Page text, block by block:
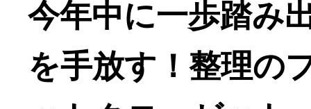
今年中に一歩踏み
を手放す！整理の